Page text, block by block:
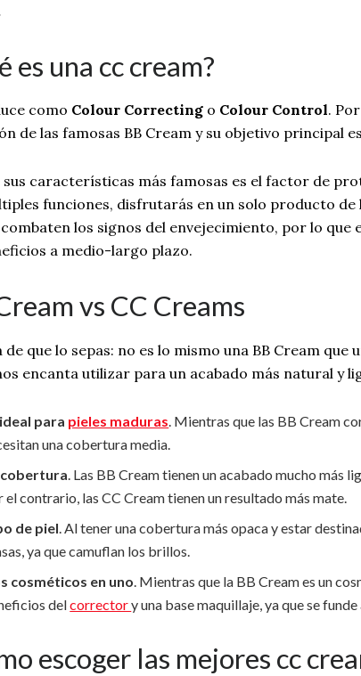
es una cc cream?
como Colour Correcting o Colour Control.
de las famosas BB Cream y su objetivo principal
sus características más famosas es el factor de
funciones, disfrutarás en un solo producto de
los signos del envejecimiento, por lo
a medio-largo plazo.
vs CC Creams
de que lo sepas: no es lo mismo una BB Cream
encanta utilizar para un acabado más natural y
para pieles maduras. Mientras que las BB Cream
una cobertura media.
cobertura. Las BB Cream tienen un acabado mucho más
el contrario, las CC Cream tienen un resultado más mate.
de piel. Al tener una cobertura más opaca y estar
ya que camuflan los brillos.
cosméticos en uno. Mientras que la BB Cream es un
delcorrectory una base maquillaje, ya que se
escoger las mejores cc